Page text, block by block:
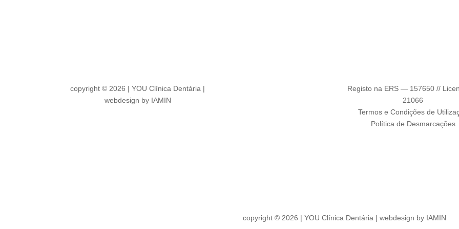
copyright © 2026 | YOU Clínica Dentária |
webdesign by IAMIN
Registo na ERS — 157650 //
21066
Termos e Condições de
Política de Desmarcações
copyright © 2026 | YOU Clínica Dentária | webdesign by IAMIN